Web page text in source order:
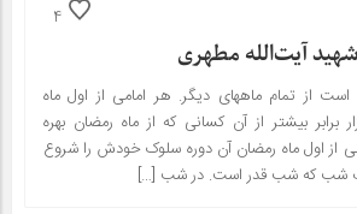
4
آیت‌الله مطهری
از تمام ماههاى دیگر. هر امامى از اول ماه
برابر بیشتر از آن کسانى که از ماه رمضان بهره
از اول ماه رمضان آن دوره سلوک خودش را شروع
شب که شب قدر است. در شب […]